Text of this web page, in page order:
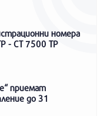
номера
- СТ 7500 ТР
приемат
до 31